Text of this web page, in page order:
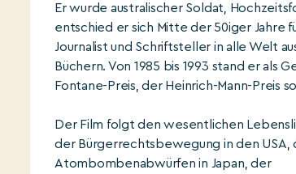
Er wurde australischer Soldat,
entschied er sich Mitte der 50iger Jahre
Journalist und Schriftsteller in alle Welt
Büchern. Von 1985 bis 1993 stand er
Fontane-Preis, der Heinrich-Mann-Preis
Der Film folgt den wesentlichen
der Bürgerrechtsbewegung in den USA,
Atombombenabwürfen in Japan, der